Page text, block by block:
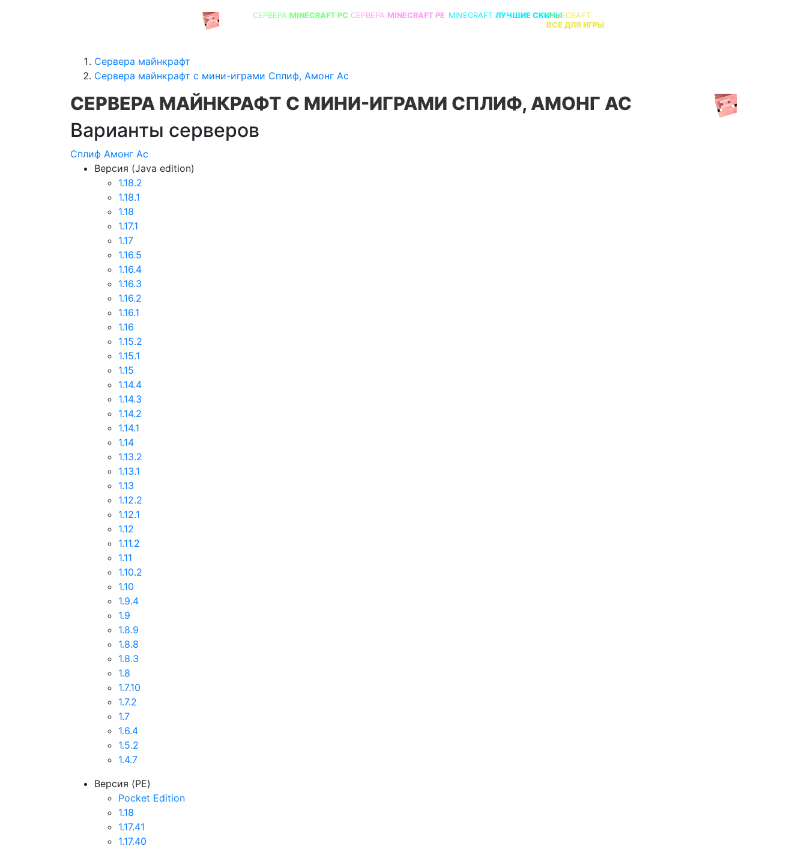
СЕРВЕРА MINECRAFT PC СЕРВЕРА MINECRAFT PE MINECRAFT ЛУЧШИЕ СКИНЫMINECRAFT
ВСЕ ДЛЯ ИГРЫ
Сервера майнкрафт
Сервера майнкрафт с мини-играми Сплиф, Амонг Ас
СЕРВЕРА МАЙНКРАФТ С МИНИ-ИГРАМИ СПЛИФ, АМОНГ АС
Варианты серверов
Сплиф Амонг Ас
Версия (Java edition)
1.18.2
1.18.1
1.18
1.17.1
1.17
1.16.5
1.16.4
1.16.3
1.16.2
1.16.1
1.16
1.15.2
1.15.1
1.15
1.14.4
1.14.3
1.14.2
1.14.1
1.14
1.13.2
1.13.1
1.13
1.12.2
1.12.1
1.12
1.11.2
1.11
1.10.2
1.10
1.9.4
1.9
1.8.9
1.8.8
1.8.3
1.8
1.7.10
1.7.2
1.7
1.6.4
1.5.2
1.4.7
Версия (PE)
Pocket Edition
1.18
1.17.41
1.17.40